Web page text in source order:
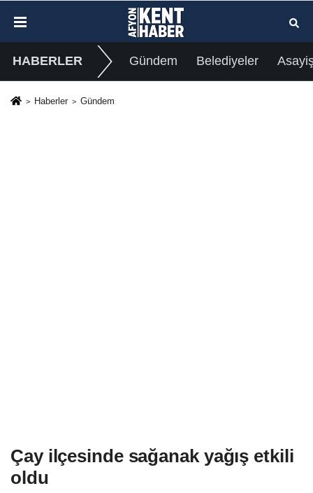
HABERLER Gündem Belediyeler
Haberler Gündem
Çay ilçesinde sağanak yağış etkili
oldu